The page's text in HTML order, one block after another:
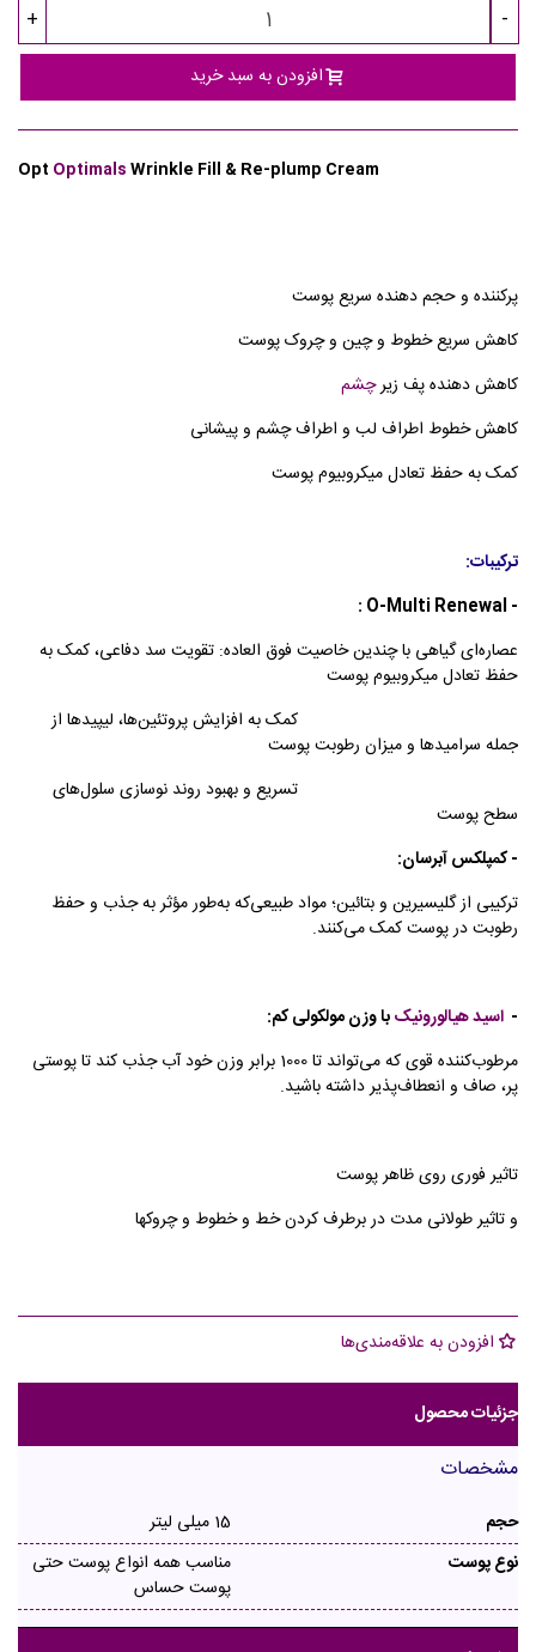
-
+
افزودن به سبد خرید
Opt OptimalsWrinkle Fill & Re-plump Cream
پرکننده و حجم دهنده سریع پوست
کاهش سریع خطوط و چین و چروک پوست
کاهش دهنده پف زیرچشم
کاهش خطوط اطراف لب و اطراف چشم و پیشانی
کمک به حفظ تعادل میکروبیوم پوست
ترکیبات:
- O-Multi Renewal :
عصاره‌ای گیاهی با چندین خاصیت فوق العاده: تقویت سد دفاعی، کمک به
حفظ تعادل میکروبیوم پوست
کمک به افزایش پروتئین‌ها، لیپیدها از
جمله سرامیدها و میزان رطوبت پوست
تسریع و بهبود روند نوسازی سلول‌های
سطح پوست
- کمپلکس آبرسان:
ترکیبی از گلیسیرین و بتائین؛ مواد طبیعی‌که به‌طور مؤثر به جذب و حفظ
رطوبت در پوست کمک می‌کنند.
- اسید هیالورونیکبا وزن مولکولی کم:
مرطوب‌کننده قوی که می‌تواند تا 1000 برابر وزن خود آب جذب کند تا پوستی
پر، صاف و انعطاف‌پذیر داشته باشید.
تاثیر فوری روی ظاهر پوست
و تاثیر طولانی مدت در برطرف کردن خط و خطوط و چروکها
افزودن به علاقه‌مندی‌ها
جزئیات محصول
مشخصات
حجم
15 میلی لیتر
نوع پوست
مناسب همه انواع پوست حتی
پوست حساس